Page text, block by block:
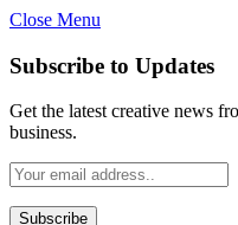
Close Menu
Subscribe to Updates
Get the latest creative news
business.